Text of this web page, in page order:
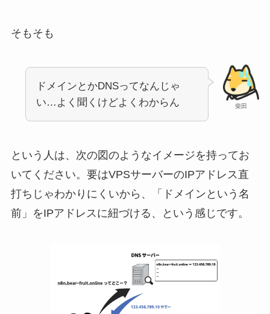
そもそも
柴田
ドメインとかDNSってなんじゃ
い…よく聞くけどよくわからん
という人は、次の図のようなイメージを持ってお
いてください。要はVPSサーバーのIPアドレス直
打ちじゃわかりにくいから、「ドメインという名
前」をIPアドレスに紐づける、という感じです。